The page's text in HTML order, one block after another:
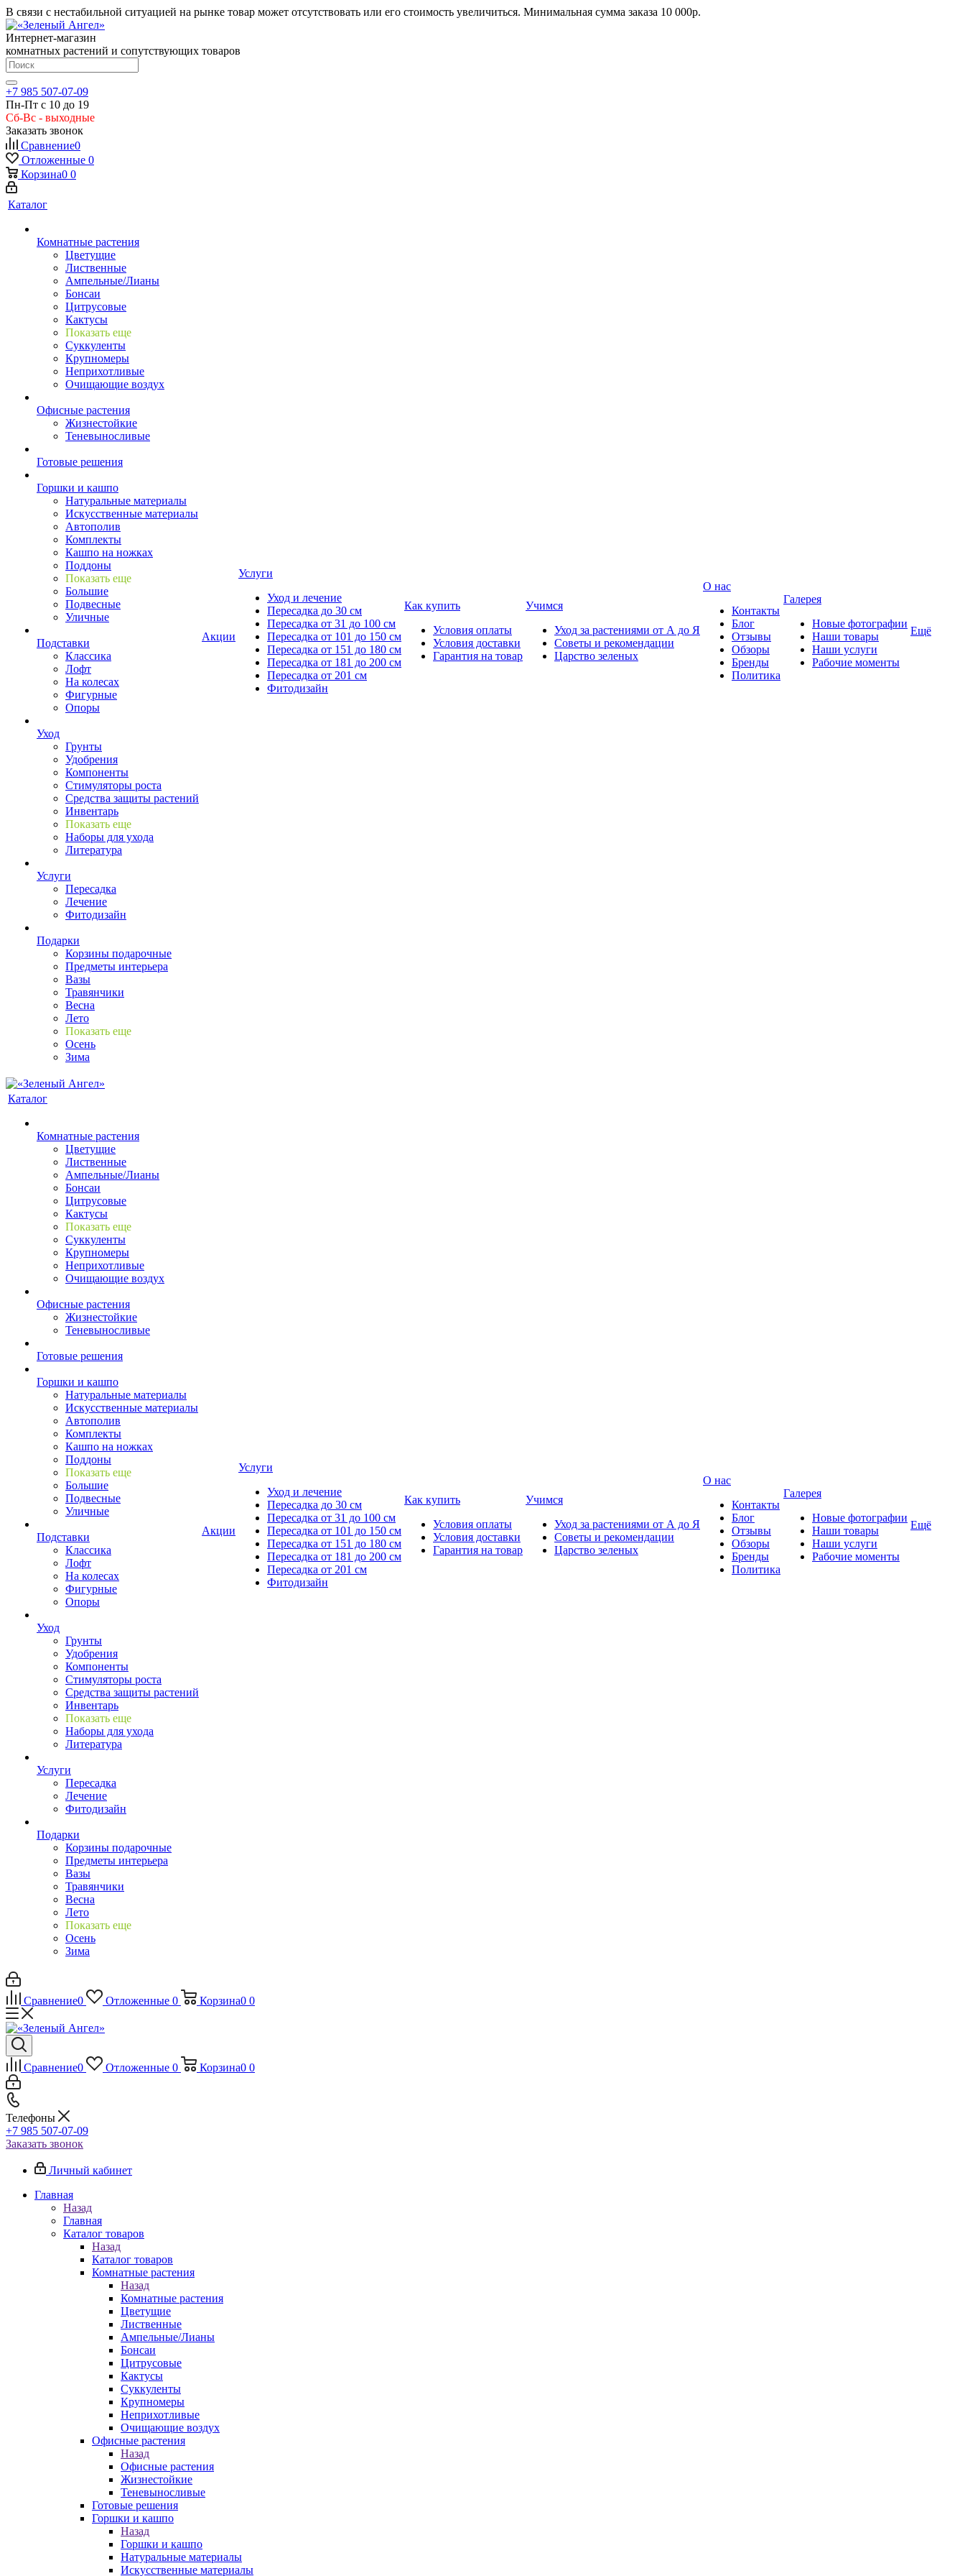
В связи с нестабильной ситуацией на рынке товар может отсутствовать или его стоимость увеличиться. Минимальная сумма заказа 10 000р.
Интернет-магазин
комнатных растений и сопутствующих товаров
+7 985 507-07-09
Пн-Пт с 10 до 19
Сб-Вс - выходные
Заказать звонок
Сравнение0
Отложенные 0
Корзина0 0
Каталог
Комнатные растения
Цветущие
Лиственные
Ампельные/Лианы
Бонсаи
Цитрусовые
Кактусы
Показать еще
Суккуленты
Крупномеры
Неприхотливые
Очищающие воздух
Офисные растения
Жизнестойкие
Теневыносливые
Готовые решения
Горшки и кашпо
Натуральные материалы
Искусственные материалы
Автополив
Комплекты
Кашпо на ножках
Поддоны
Показать еще
Большие
Подвесные
Уличные
Подставки
Классика
Лофт
На колесах
Фигурные
Опоры
Уход
Грунты
Удобрения
Компоненты
Стимуляторы роста
Средства защиты растений
Инвентарь
Показать еще
Наборы для ухода
Литература
Услуги
Пересадка
Лечение
Фитодизайн
Подарки
Корзины подарочные
Предметы интерьера
Вазы
Травянчики
Весна
Лето
Показать еще
Осень
Зима
Акции
Услуги
Уход и лечение
Пересадка до 30 см
Пересадка от 31 до 100 см
Пересадка от 101 до 150 см
Пересадка от 151 до 180 см
Пересадка от 181 до 200 см
Пересадка от 201 см
Фитодизайн
Как купить
Условия оплаты
Условия доставки
Гарантия на товар
Учимся
Уход за растениями от А до Я
Советы и рекомендации
Царство зеленых
О нас
Контакты
Блог
Отзывы
Обзоры
Бренды
Политика
Галерея
Новые фотографии
Наши товары
Наши услуги
Рабочие моменты
Ещё
Каталог
Комнатные растения
Цветущие
Лиственные
Ампельные/Лианы
Бонсаи
Цитрусовые
Кактусы
Показать еще
Суккуленты
Крупномеры
Неприхотливые
Очищающие воздух
Офисные растения
Жизнестойкие
Теневыносливые
Готовые решения
Горшки и кашпо
Натуральные материалы
Искусственные материалы
Автополив
Комплекты
Кашпо на ножках
Поддоны
Показать еще
Большие
Подвесные
Уличные
Подставки
Классика
Лофт
На колесах
Фигурные
Опоры
Уход
Грунты
Удобрения
Компоненты
Стимуляторы роста
Средства защиты растений
Инвентарь
Показать еще
Наборы для ухода
Литература
Услуги
Пересадка
Лечение
Фитодизайн
Подарки
Корзины подарочные
Предметы интерьера
Вазы
Травянчики
Весна
Лето
Показать еще
Осень
Зима
Акции
Услуги
Уход и лечение
Пересадка до 30 см
Пересадка от 31 до 100 см
Пересадка от 101 до 150 см
Пересадка от 151 до 180 см
Пересадка от 181 до 200 см
Пересадка от 201 см
Фитодизайн
Как купить
Условия оплаты
Условия доставки
Гарантия на товар
Учимся
Уход за растениями от А до Я
Советы и рекомендации
Царство зеленых
О нас
Контакты
Блог
Отзывы
Обзоры
Бренды
Политика
Галерея
Новые фотографии
Наши товары
Наши услуги
Рабочие моменты
Ещё
Сравнение0 Отложенные 0 Корзина0 0
Сравнение0 Отложенные 0 Корзина0 0
Телефоны
+7 985 507-07-09
Заказать звонок
Личный кабинет
Главная
Назад
Главная
Каталог товаров
Назад
Каталог товаров
Комнатные растения
Назад
Комнатные растения
Цветущие
Лиственные
Ампельные/Лианы
Бонсаи
Цитрусовые
Кактусы
Суккуленты
Крупномеры
Неприхотливые
Очищающие воздух
Офисные растения
Назад
Офисные растения
Жизнестойкие
Теневыносливые
Готовые решения
Горшки и кашпо
Назад
Горшки и кашпо
Натуральные материалы
Искусственные материалы